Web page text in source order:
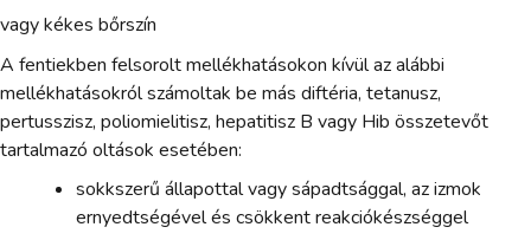
vagy kékes bőrszín
A fentiekben felsorolt mellékhatásokon kívül az alábbi
mellékhatásokról számoltak be más diftéria, tetanusz,
pertusszisz, poliomielitisz, hepatitisz B vagy Hib összetevőt
tartalmazó oltások esetében:
sokkszerű állapottal vagy sápadtsággal, az izmok
ernyedtségével és csökkent reakciókészséggel